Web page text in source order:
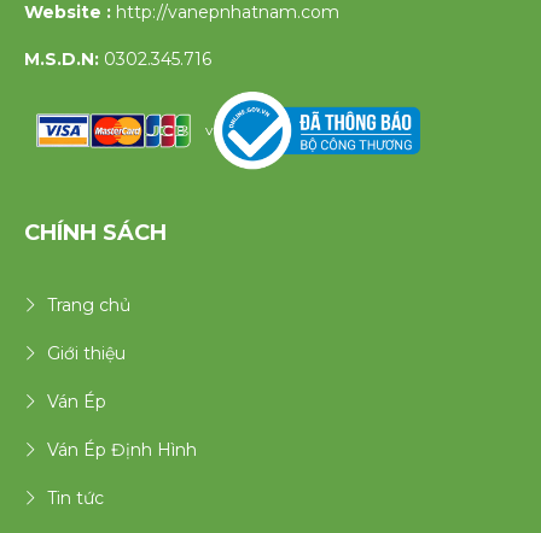
Website : http://vanepnhatnam.com
M.S.D.N: 0302.345.716
v
CHÍNH SÁCH
Trang chủ
Giới thiệu
Ván Ép
Ván Ép Định Hình
Tin tức